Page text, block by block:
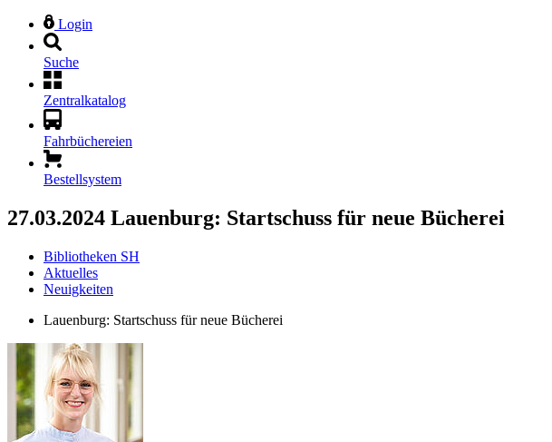
Login
Suche
Zentralkatalog
Fahrbüchereien
Bestellsystem
27.03.2024 Lauenburg: Startschuss für neue Bücherei
Bibliotheken SH
Aktuelles
Neuigkeiten
Lauenburg: Startschuss für neue Bücherei